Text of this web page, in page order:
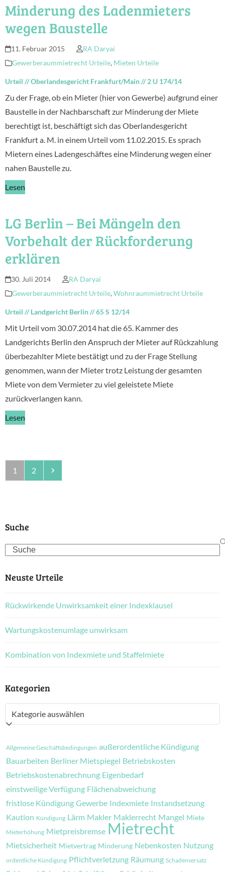
Minderung des Ladenmieters
wegen Baustelle
11. Februar 2015
RA Daryai
Gewerberaummietrecht Urteile, Mieten Urteile
Urteil //Oberlandesgericht Frankfurt/Main//2 U 174/14
Zu der Frage, ob ein Mieter (hier von Gewerbe) aufgrund einer
Baustelle in der Nachbarschaft zur Minderung der Miete
berechtigt ist, beschäftigt sich das Oberlandesgericht
Frankfurt a. M. in einem Urteil vom 11.02.2015. Es sprach
Mietern eines Ladengeschäftes eine Minderung wegen einer
nahen Baustelle zu.
Lesen
LG Berlin – Bei Mängeln den
Vorbehalt der Rückforderung
erklären
30. Juli 2014
RA Daryai
Gewerberaummietrecht Urteile, Wohnraummietrecht Urteile
Urteil //Landgericht Berlin//65 S 12/14
Mit Urteil vom 30.07.2014 hat die 65. Kammer des
Landgerichts Berlin den Anspruch der Mieter auf Rückzahlung
überbezahlter Miete bestätigt und zu der Frage Stellung
genommen, wann der Mieter trotz Leistung der gesamten
Miete von dem Vermieter zu viel geleistete Miete
zurückverlangen kann.
Lesen
Seite
1 Seite
2 Vorwärts
Suche
Search
Neuste Urteile
Rückwirkende Unwirksamkeit einer Indexklausel
Wartungskostenumlage unwirksam
Kombination von Indexmiete und Staffelmiete
Kategorien
Kategorien
Allgemeine Geschäftsbedingungen außerordentliche Kündigung
Bauarbeiten Berliner Mietspiegel Betriebskosten
Betriebskostenabrechnung Eigenbedarf
einstweilige Verfügung Flächenabweichung
fristlose Kündigung Gewerbe Indexmiete Instandsetzung
Kaution Kündigung Lärm Makler Maklerrecht Mangel Miete
Mieterhöhung Mietpreisbremse Mietrecht
Mietsicherheit Mietvertrag Minderung Nebenkosten Nutzung
ordentliche Kündigung Pflichtverletzung Räumung Schadensersatz